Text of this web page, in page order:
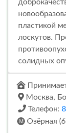
пластикой
лоскутов.
солидных
Москва,
Телефон:
Озёрная